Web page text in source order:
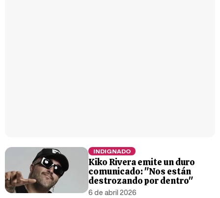
INDIGNADO
Kiko Rivera emite un duro
comunicado: "Nos están
destrozando por dentro"
6 de abril 2026